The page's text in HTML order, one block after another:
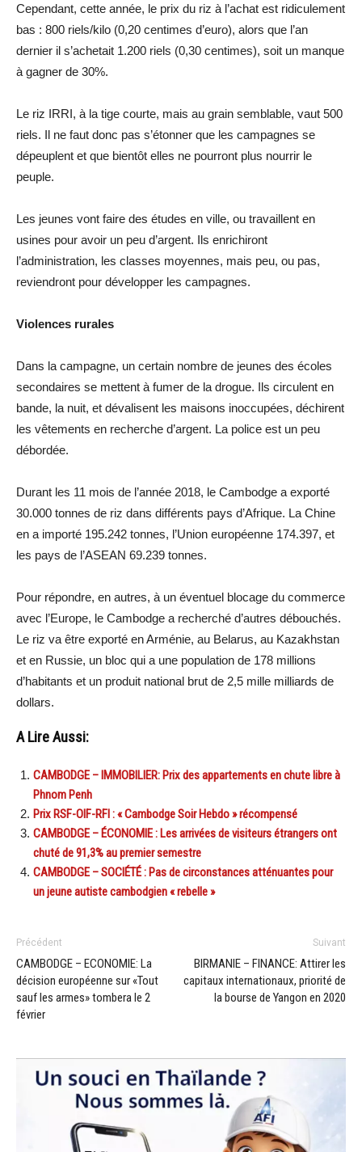
Cependant, cette année, le prix du riz à l’achat est ridiculement
bas : 800 riels/kilo (0,20 centimes d’euro), alors que l’an
dernier il s’achetait 1.200 riels (0,30 centimes), soit un manque
à gagner de 30%.
Le riz IRRI, à la tige courte, mais au grain semblable, vaut 500
riels. Il ne faut donc pas s’étonner que les campagnes se
dépeuplent et que bientôt elles ne pourront plus nourrir le
peuple.
Les jeunes vont faire des études en ville, ou travaillent en
usines pour avoir un peu d’argent. Ils enrichiront
l’administration, les classes moyennes, mais peu, ou pas,
reviendront pour développer les campagnes.
Violences rurales
Dans la campagne, un certain nombre de jeunes des écoles
secondaires se mettent à fumer de la drogue. Ils circulent en
bande, la nuit, et dévalisent les maisons inoccupées, déchirent
les vêtements en recherche d’argent. La police est un peu
débordée.
Durant les 11 mois de l’année 2018, le Cambodge a exporté
30.000 tonnes de riz dans différents pays d’Afrique. La Chine
en a importé 195.242 tonnes, l’Union européenne 174.397, et
les pays de l’ASEAN 69.239 tonnes.
Pour répondre, en autres, à un éventuel blocage du commerce
avec l’Europe, le Cambodge a recherché d’autres débouchés.
Le riz va être exporté en Arménie, au Belarus, au Kazakhstan
et en Russie, un bloc qui a une population de 178 millions
d’habitants et un produit national brut de 2,5 mille milliards de
dollars.
A Lire Aussi:
CAMBODGE – IMMOBILIER: Prix des appartements en chute libre à
Phnom Penh
Prix RSF-OIF-RFI : « Cambodge Soir Hebdo » récompensé
CAMBODGE – ÉCONOMIE : Les arrivées de visiteurs étrangers ont
chuté de 91,3% au premier semestre
CAMBODGE – SOCIÉTÉ : Pas de circonstances atténuantes pour
un jeune autiste cambodgien « rebelle »
Précédent
CAMBODGE – ECONOMIE: La
décision européenne sur «Tout
sauf les armes» tombera le 2
février
Suivant
BIRMANIE – FINANCE: Attirer les
capitaux internationaux, priorité de
la bourse de Yangon en 2020